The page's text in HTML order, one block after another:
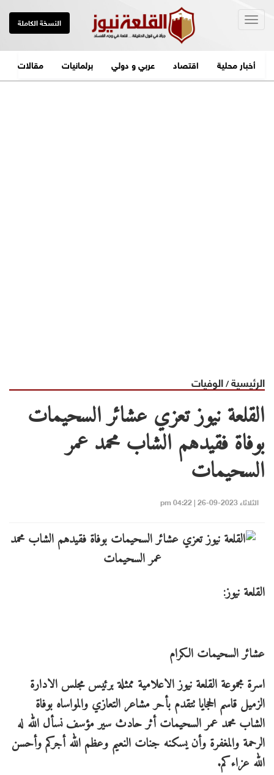
النسخة الكاملة
أخبار محلية اقتصاد عربي و دولي برلمانيات مقالات
الرئيسية/الوفيات
القلعة نيوز تعزي عشائر السحيمات
بوفاة فقيدهم الشاب محمد عمر
السحيمات
الثلاثاء 2023-09-26 | 04:22 pm
القلعة نيوز:
عشائر السحيمات الكرام
اسرة مجموعة القلعة نيوز الاعلامية ممثلة برئيس مجلس الادارة
الزميل قاسم الحجايا تتقدم بأحر مشاعر التعازي والمواساه بوفاة
الشاب محمد عمر السحيمات أثر حادث سير مؤسف نسأل الله له
الرحمة والمغفرة وأن يسكنه جنات النعيم وعظم الله أجركم وأحسن
الله عزاءكم.